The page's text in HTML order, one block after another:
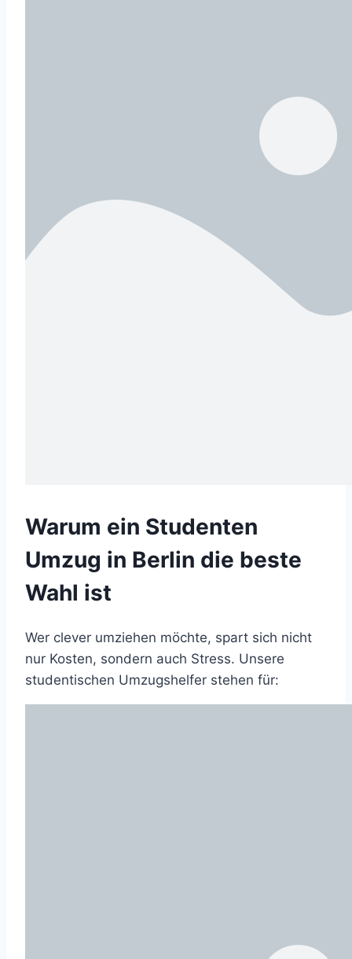
Warum ein Studenten
Umzug in Berlin die beste
Wahl ist
Wer clever umziehen möchte, spart sich nicht
nur Kosten, sondern auch Stress. Unsere
studentischen Umzugshelfer stehen für: